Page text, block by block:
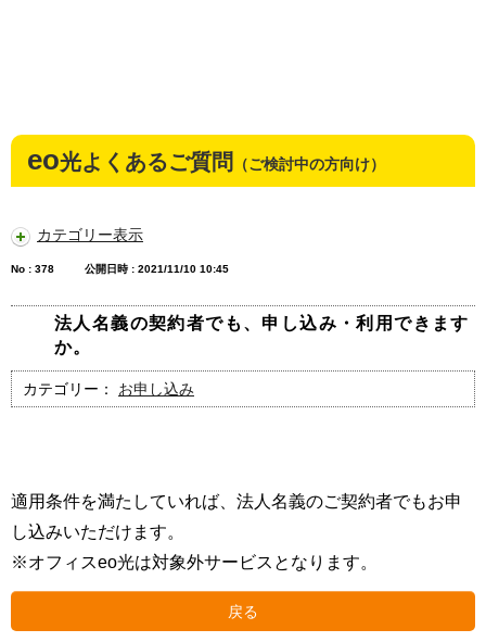
eo光よくあるご質問 （ご検討中の方向け）
カテゴリー表示
No : 378 公開日時 : 2021/11/10 10:45
法人名義の契約者でも、申し込み・利用できます
か。
カテゴリー： お申し込み
適用条件を満たしていれば、法人名義のご契約者でもお申
し込みいただけます。
※オフィスeo光は対象外サービスとなります。
戻る